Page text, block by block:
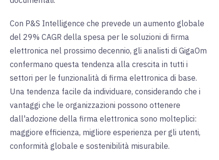
Con P&S Intelligence che prevede un aumento globale
del 29% CAGR della spesa per le soluzioni di firma
elettronica nel prossimo decennio, gli analisti di GigaOm
confermano questa tendenza alla crescita in tutti i
settori per le funzionalità di firma elettronica di base.
Una tendenza facile da individuare, considerando che i
vantaggi che le organizzazioni possono ottenere
dall'adozione della firma elettronica sono molteplici:
maggiore efficienza, migliore esperienza per gli utenti,
conformità globale e sostenibilità misurabile.